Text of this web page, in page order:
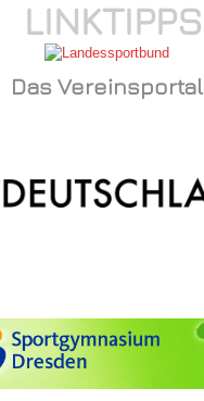
LINKTIPPS
Das Vereinsportal